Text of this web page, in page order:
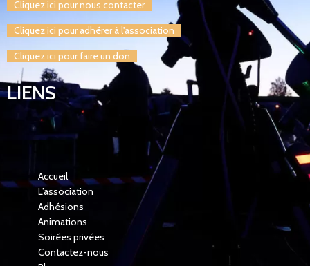
Cliquez ici pour nous contacter
Cliquez ici pour adhérer à l'association
Cliquez ici pour faire un don
LIENS
Accueil
L’association
Adhésions
Animations
Soirées privées
Contactez-nous